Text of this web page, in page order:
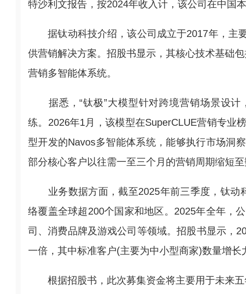
特沙利文报告，按2024年收入计，该公司在中国
据钛动科技介绍，该公司成立于2017年，主
供营销解决方案。招股书显示，其核心技术基础
营销多智能体系统。
据悉，“钛极”大模型针对跨境营销场景设计
练。2026年1月，该模型在SuperCLUE营销专业
型开发的Navos多智能体系统，能够执行市场洞
部分核心客户以往需一至三个月的营销周期缩短至
业务数据方面，截至2025年前三季度，钛动
络覆盖全球超200个国家和地区。2025年全年，
司、消费品牌及游戏公司等领域。招股书显示，
一倍，其中标准客户(主要为中小型商家)数量增长
根据招股书，此次募集资金将主要用于未来五